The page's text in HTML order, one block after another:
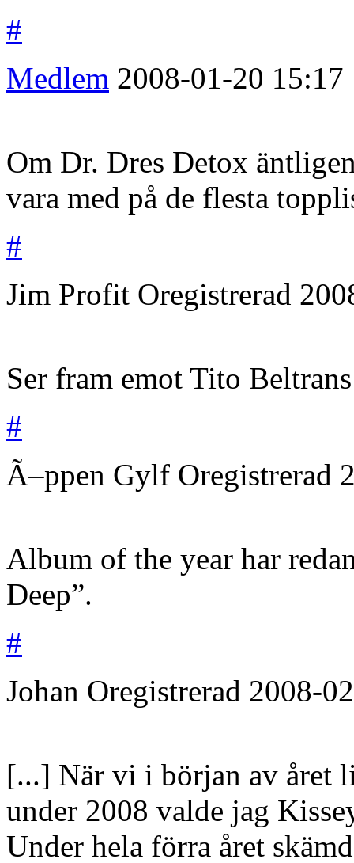
#
Medlem 2008-01-20 15:17
Om Dr. Dres Detox
vara med på de flesta
#
Jim Profit Oregistrerad
Ser fram emot Tito
#
Ã–ppen Gylf Oregistrerad
Album of the year har
Deep”.
#
Johan Oregistrerad 2008-
[...] När vi i början av året
under 2008 valde jag
Under hela förra året